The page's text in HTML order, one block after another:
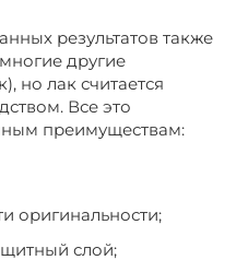
результатов также
другие
но лак считается
Все это
преимуществам:
оригинальности;
слой;